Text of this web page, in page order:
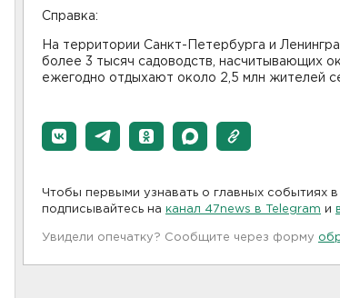
Справка:
На территории Санкт-Петербурга и
более 3 тысяч садоводств, насчитывающих
ежегодно отдыхают около 2,5 млн жителей
Чтобы первыми узнавать о главных событиях
подписывайтесь на канал 47news в Telegram и
Увидели опечатку? Сообщите через форму